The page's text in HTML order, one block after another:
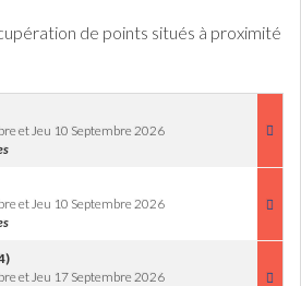
de points situés à proximité
et Jeu 10 Septembre 2026
et Jeu 10 Septembre 2026
et Jeu 17 Septembre 2026